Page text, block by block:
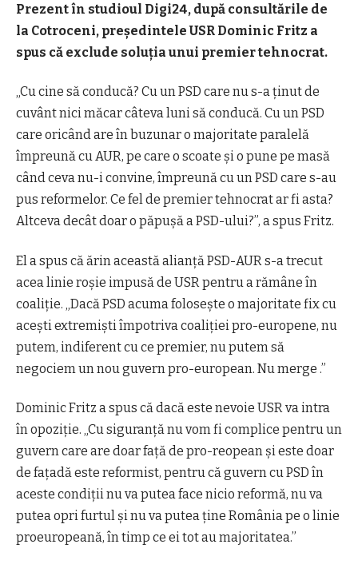
Prezent în studioul Digi24, după consultările de
la Cotroceni, președintele USR Dominic Fritz a
spus că exclude soluția unui premier tehnocrat.
„Cu cine să conducă? Cu un PSD care nu s-a ținut de
cuvânt nici măcar câteva luni să conducă. Cu un PSD
care oricând are în buzunar o majoritate paralelă
împreună cu AUR, pe care o scoate și o pune pe masă
când ceva nu-i convine, împreună cu un PSD care s-au
pus reformelor. Ce fel de premier tehnocrat ar fi asta?
Altceva decât doar o păpușă a PSD-ului?”, a spus Fritz.
El a spus că ărin această alianță PSD-AUR s-a trecut
acea linie roșie impusă de USR pentru a rămâne în
coaliție. „Dacă PSD acuma folosește o majoritate fix cu
acești extremiști împotriva coaliției pro-europene, nu
putem, indiferent cu ce premier, nu putem să
negociem un nou guvern pro-european. Nu merge .”
Dominic Fritz a spus că dacă este nevoie USR va intra
în opoziție. „Cu siguranță nu vom fi complice pentru un
guvern care are doar față de pro-reopean și este doar
de fațadă este reformist, pentru că guvern cu PSD în
aceste condiții nu va putea face nicio reformă, nu va
putea opri furtul și nu va putea ține România pe o linie
proeuropeană, în timp ce ei tot au majoritatea.”